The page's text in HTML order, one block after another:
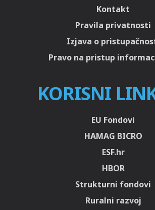
Kontakt
Pravila privatnosti
Izjava o
Pravo na pristup
KORISNI
EU Fondovi
HAMAG BICRO
ESF.hr
HBOR
Strukturni fondovi
Ruralni razvoj